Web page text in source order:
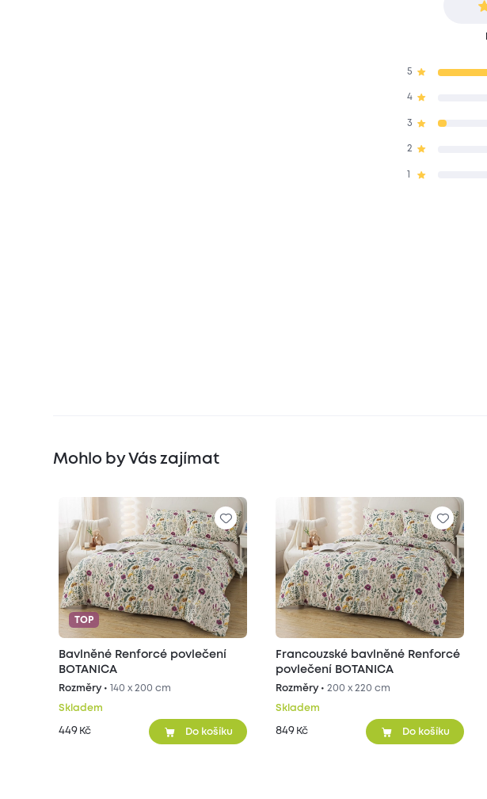
5
4
3
2
Mohlo by Vás zajímat
TOP
Bavlněné Renforcé povlečení
BOTANICA
Rozměry • 140 x 200 cm
Skladem
449 Kč Do košíku
Francouzské bavlněné Renforcé
povlečení BOTANICA
Rozměry • 200 x 220 cm
Skladem
849 Kč Do košíku